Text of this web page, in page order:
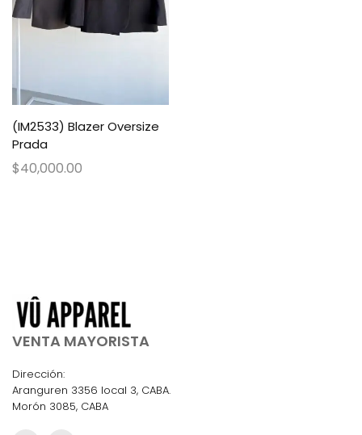
(IM2533) Blazer Oversize
Prada
$40,000.00
VENTA MAYORISTA
Dirección:
Aranguren 3356 local 3, CABA.
Morón 3085, CABA